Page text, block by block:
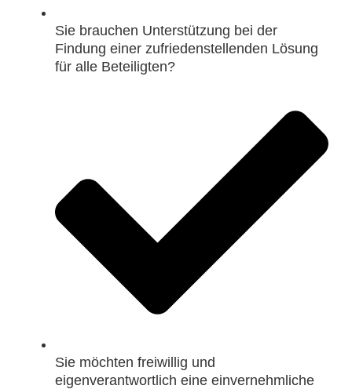
Sie brauchen Unterstützung bei der
Findung einer zufriedenstellenden Lösung
für alle Beteiligten?
Sie möchten freiwillig und
eigenverantwortlich eine einvernehmliche